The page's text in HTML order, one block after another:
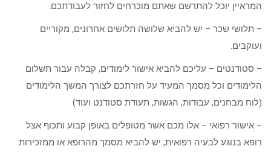
המראיין יוכל להתרשם שאתם מוכרחים לחזור לעבודתכם.
– תלושי שכר – יש להביא שלושה תלושים אחרונים, מקוריים
ועוקבים.
– סטודנטים – עליכם להביא אישור לימודים, קבלה עבור תשלום
הלימודים וכל מסמך המעיד על חזרתכם לצורך המשך הלימודים
(לוח מבחנים, עבודות, הגשות, תעודת סטודנט ועוד)
– אישור רפואי – אלו מכם אשר מטופלים באופן קבוע ותכוף אצל
רופא בנוגע לבעיה רפואית, יש להביא מסמך מהרופא או ממזכירות